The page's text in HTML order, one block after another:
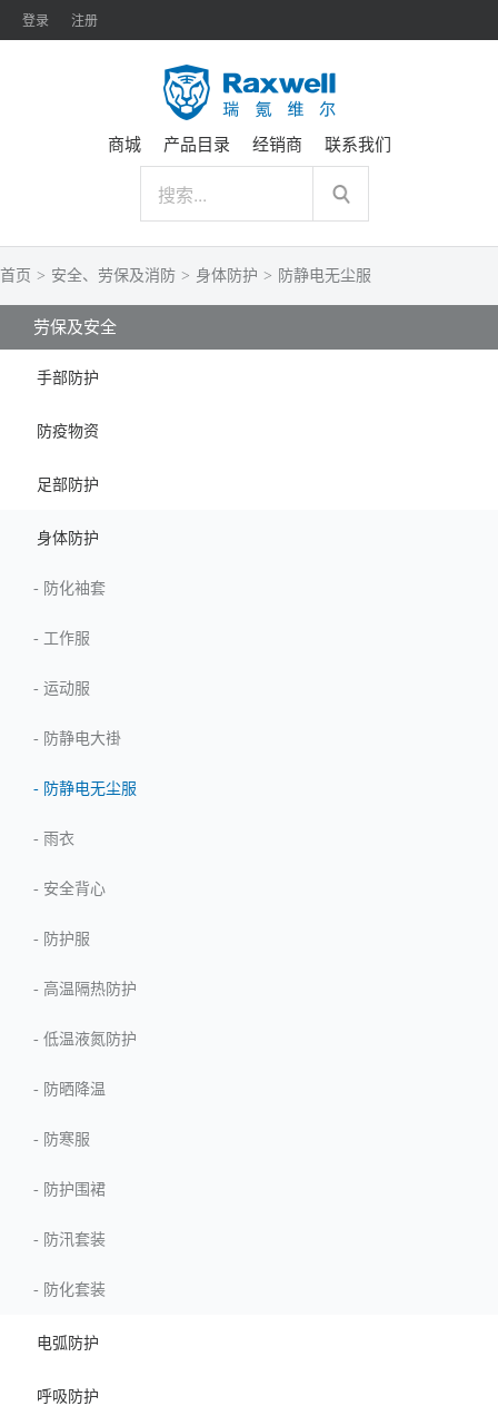
登录 注册
商城 产品目录 经销商 联系我们
首页 > 安全、劳保及消防 > 身体防护 > 防静电无尘服
劳保及安全
手部防护
防疫物资
足部防护
身体防护
- 防化袖套
- 工作服
- 运动服
- 防静电大褂
- 防静电无尘服
- 雨衣
- 安全背心
- 防护服
- 高温隔热防护
- 低温液氮防护
- 防晒降温
- 防寒服
- 防护围裙
- 防汛套装
- 防化套装
电弧防护
呼吸防护